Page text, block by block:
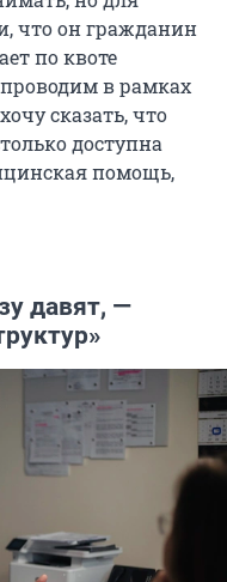
что он гражданин
по квоте
в рамках
сказать, что
доступна
помощь,
давят, —